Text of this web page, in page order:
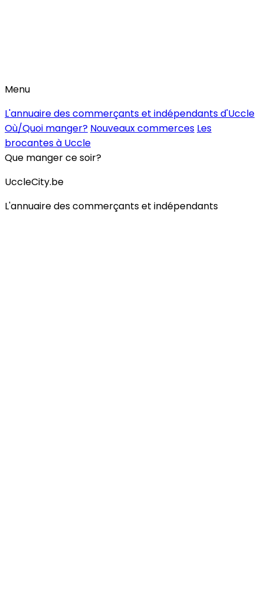
Menu
L'annuaire des commerçants et indépendants d'Uccle
Où/Quoi manger? Nouveaux commerces Les
brocantes à Uccle
Que manger ce soir?
UccleCity.be
L'annuaire des commerçants et indépendants